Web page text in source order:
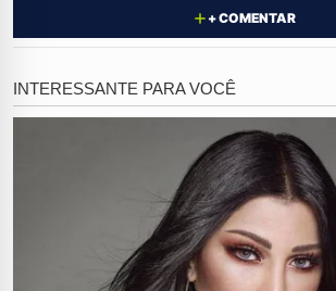
As gravações capturaram o som de
ação controlada, o agressor foi
disparo de munição de borracha
para imobilizá-lo sem causar
precisão do GATE permitiu que a
resgatada sem qualquer ferimento
horas de angústia sob a mira de uma
+ COMENTAR